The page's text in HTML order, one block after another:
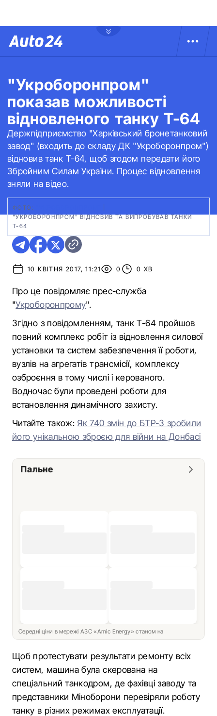
"Укроборонпром"
показав можливості
відновленого танку Т-64
Держпідприємство "Харківський бронетанковий
завод" (входить до складу ДК "Укроборонпром")
відновив танк Т-64, щоб згодом передати його
Збройним Силам України. Процес відновлення
зняли на відео.
ФОТО:
"УКРОБОРОНПРОМ" ВІДНОВИВ ТА ВИПРОБУВАВ ТАНКИ
Т-64
10 КВІТНЯ 2017, 11:21 0 0 ХВ
Про це повідомляє прес-служба
"Укроборонпрому".
Згідно з повідомленням, танк Т-64 пройшов
повний комплекс робіт із відновлення силової
установки та систем забезпечення її роботи,
вузлів на агрегатів трансмісії, комплексу
озброєння в тому числі і керованого.
Водночас були проведені роботи для
встановлення динамічного захисту.
Читайте також: Як 740 змін до БТР-3 зробили
його унікальною зброєю для війни на Донбасі
Пальне
Середні ціни в мережі АЗС «Amic Energy» станом на
Щоб протестувати результати ремонту всіх
систем, машина була скерована на
спеціальний танкодром, де фахівці заводу та
представники Міноборони перевіряли роботу
танку в різних режимах експлуатації.